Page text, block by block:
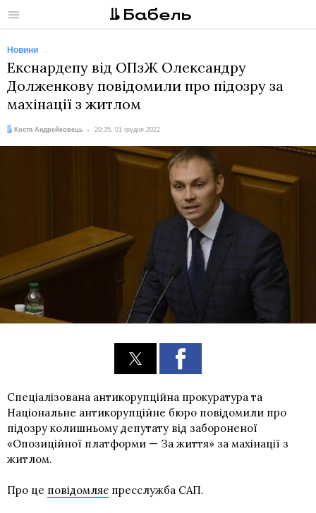
Меню
Новини
Екснардепу від ОПзЖ Олександру
Долженкову повідомили про підозру за
махінації з житлом
Автор:
Костя Андрейковець
Дата: 20:35, 01 грудня 2022
Спеціалізована антикорупційна прокуратура та
Національне антикорупційне бюро повідомили про
підозру колишньому депутату від забороненої
«Опозиційної платформи — За життя» за махінації з
житлом.
Про це повідомляє пресслужба САП.